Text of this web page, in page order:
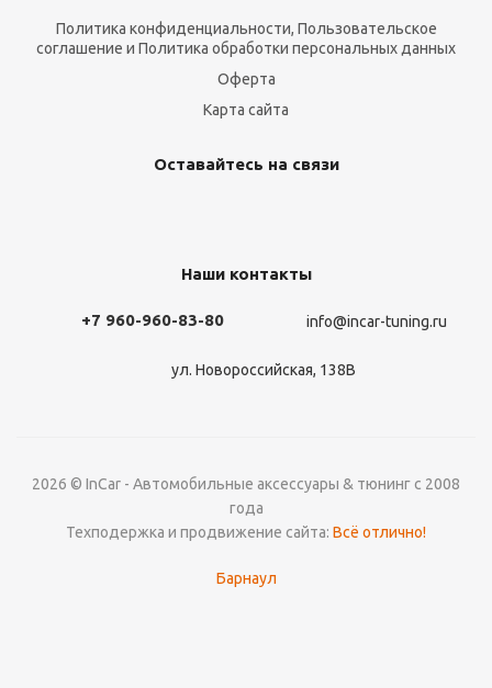
Политика конфиденциальности, Пользовательское
соглашение и Политика обработки персональных данных
Оферта
Карта сайта
Оставайтесь на связи
Наши контакты
+7 960-960-83-80 info@incar-tuning.ru
ул. Новороссийская, 138В
2026 © InCar - Автомобильные аксессуары & тюнинг с 2008
года
Техподержка и продвижение сайта: Всё отлично!
Барнаул